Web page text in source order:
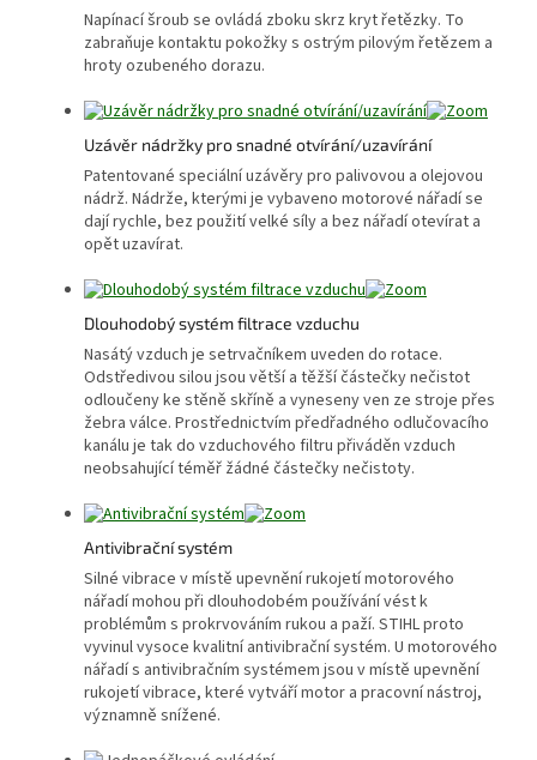
Napínací šroub se ovládá zboku skrz kryt řetězky. To
zabraňuje kontaktu pokožky s ostrým pilovým řetězem a
hroty ozubeného dorazu.
Uzávěr nádržky pro snadné otvírání/uzavírání
Patentované speciální uzávěry pro palivovou a olejovou
nádrž. Nádrže, kterými je vybaveno motorové nářadí se
dají rychle, bez použití velké síly a bez nářadí otevírat a
opět uzavírat.
Dlouhodobý systém filtrace vzduchu
Nasátý vzduch je setrvačníkem uveden do rotace.
Odstředivou silou jsou větší a těžší částečky nečistot
odloučeny ke stěně skříně a vyneseny ven ze stroje přes
žebra válce. Prostřednictvím předřadného odlučovacího
kanálu je tak do vzduchového filtru přiváděn vzduch
neobsahující téměř žádné částečky nečistoty.
Antivibrační systém
Silné vibrace v místě upevnění rukojetí motorového
nářadí mohou při dlouhodobém používání vést k
problémům s prokrvováním rukou a paží. STIHL proto
vyvinul vysoce kvalitní antivibrační systém. U motorového
nářadí s antivibračním systémem jsou v místě upevnění
rukojetí vibrace, které vytváří motor a pracovní nástroj,
významně snížené.